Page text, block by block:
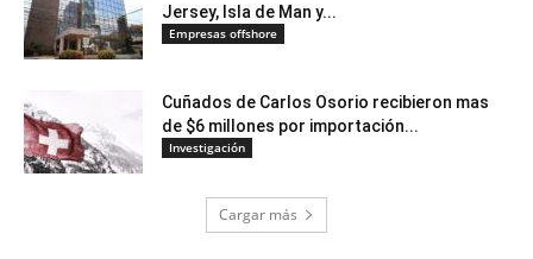
Jersey, Isla de Man y...
Empresas offshore
Cuñados de Carlos Osorio recibieron mas
de $6 millones por importación...
Investigación
Cargar más